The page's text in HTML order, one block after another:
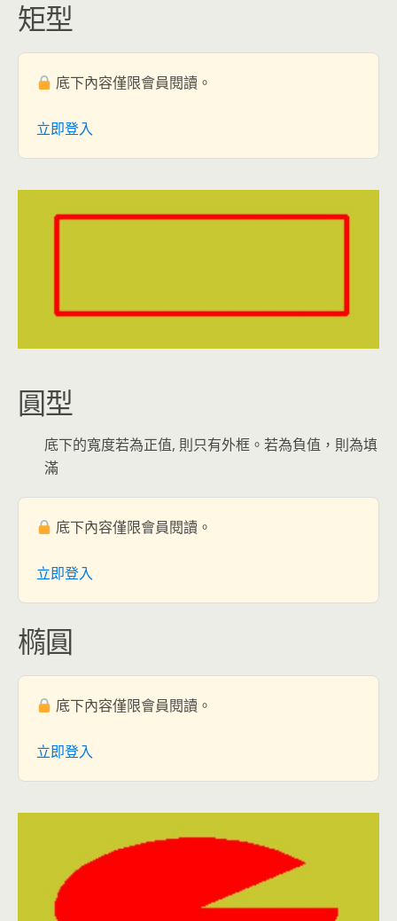
矩型
底下內容僅限會員閱讀。
立即登入
圓型
底下的寬度若為正值, 則只有外框。若為負值，則為填
滿
底下內容僅限會員閱讀。
立即登入
橢圓
底下內容僅限會員閱讀。
立即登入